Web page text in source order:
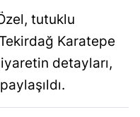
tutuklu
Karatepe
detayları,